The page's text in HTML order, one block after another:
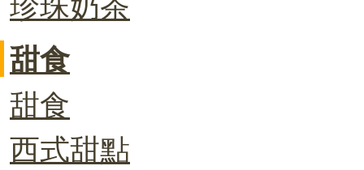
甜食
甜食
西式甜點